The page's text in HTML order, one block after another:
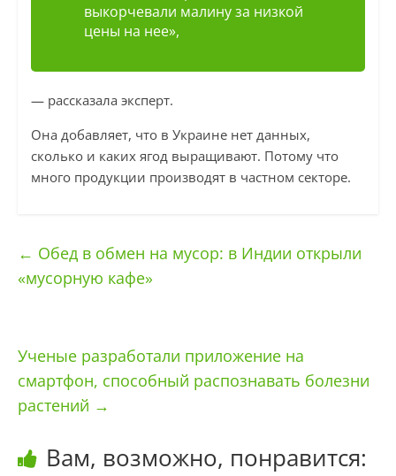
выкорчевали малину за низкой
цены на нее»,
— рассказала эксперт.
Она добавляет, что в Украине нет данных,
сколько и каких ягод выращивают. Потому что
много продукции производят в частном секторе.
← Обед в обмен на мусор: в Индии открыли
«мусорную кафе»
Ученые разработали приложение на
смартфон, способный распознавать болезни
растений →
Вам, возможно, понравится: